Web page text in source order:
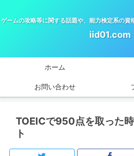
ゲームの攻略等に関する話題や、能力検定系の資
iid01.com
ホーム
お問い合わせ
TOEICで950点を取った
ト